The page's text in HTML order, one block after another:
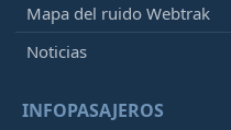
Mapa del ruido Webtrak
Noticias
INFOPASAJEROS